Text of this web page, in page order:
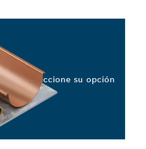
Seleccione su opción